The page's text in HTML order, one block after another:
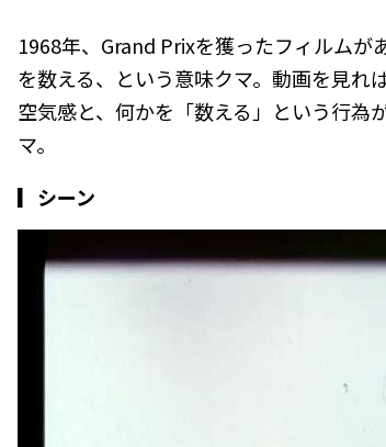
1968年、Grand Prixを獲ったフィルムが
を数える、という意味クマ。動画を見れ
空気感と、何かを「数える」という行為
マ。
▎シーン